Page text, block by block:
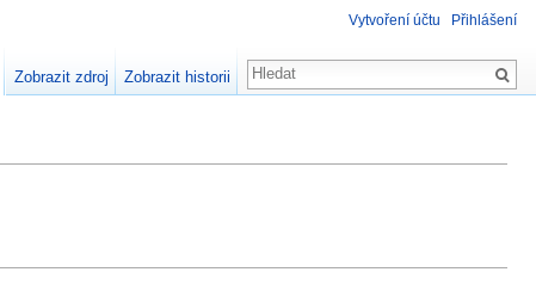
Vytvoření účtu Přihlášení
Zobrazit zdroj Zobrazit historii